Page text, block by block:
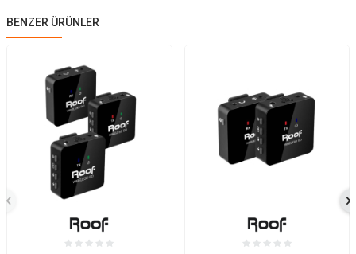
BENZER ÜRÜNLER